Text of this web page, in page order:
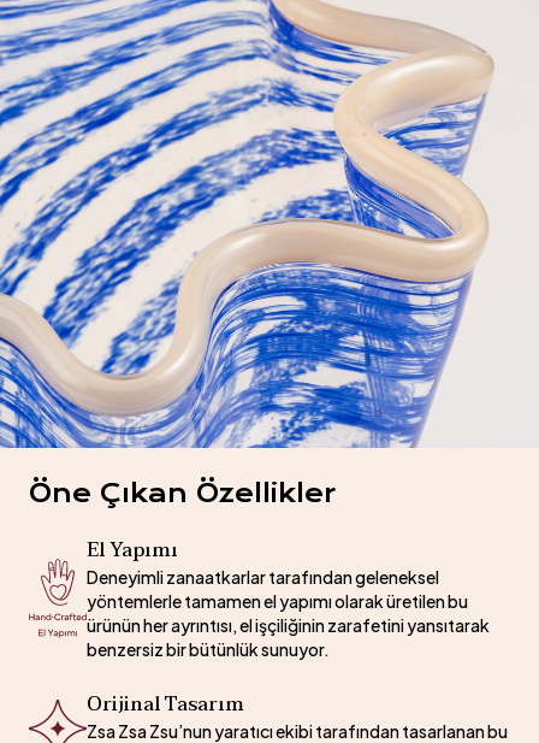
Öne Çıkan Özellikler
El Yapımı
Deneyimli zanaatkarlar tarafından geleneksel
yöntemlerle tamamen el yapımı olarak üretilen bu
ürünün her ayrıntısı, el işçiliğinin zarafetini yansıtarak
benzersiz bir bütünlük sunuyor.
Orijinal Tasarım
Zsa Zsa Zsu’nun yaratıcı ekibi tarafından tasarlanan bu